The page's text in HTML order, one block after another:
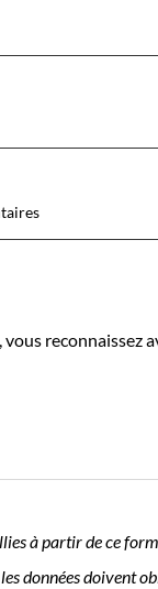
vous
à partir de ce
données doivent